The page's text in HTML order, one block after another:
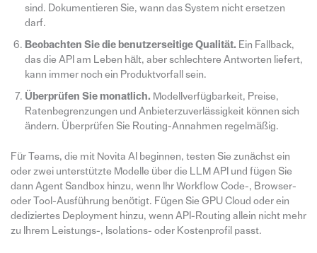
sind. Dokumentieren Sie, wann das System nicht ersetzen
darf.
Beobachten Sie die benutzerseitige Qualität. Ein Fallback,
das die API am Leben hält, aber schlechtere Antworten liefert,
kann immer noch ein Produktvorfall sein.
Überprüfen Sie monatlich. Modellverfügbarkeit, Preise,
Ratenbegrenzungen und Anbieterzuverlässigkeit können sich
ändern. Überprüfen Sie Routing-Annahmen regelmäßig.
Für Teams, die mit Novita AI beginnen, testen Sie zunächst ein
oder zwei unterstützte Modelle über die LLM API und fügen Sie
dann Agent Sandbox hinzu, wenn Ihr Workflow Code-, Browser-
oder Tool-Ausführung benötigt. Fügen Sie GPU Cloud oder ein
dediziertes Deployment hinzu, wenn API-Routing allein nicht mehr
zu Ihrem Leistungs-, Isolations- oder Kostenprofil passt.